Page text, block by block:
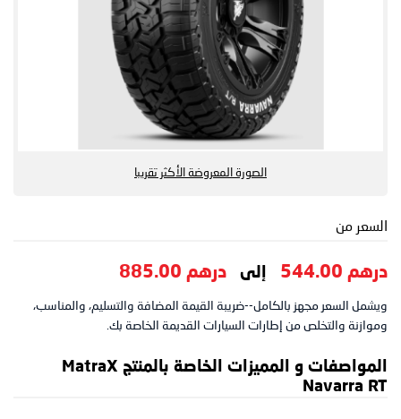
الصورة المعروضة الأكثر تقريبا
السعر من
درهم 544.00 إلى درهم 885.00
ويشمل السعر مجهز بالكامل--ضريبة القيمة المضافة والتسليم، والمناسب،
وموازنة والتخلص من إطارات السيارات القديمة الخاصة بك.
المواصفات و المميزات الخاصة بالمنتج MatraX
Navarra RT